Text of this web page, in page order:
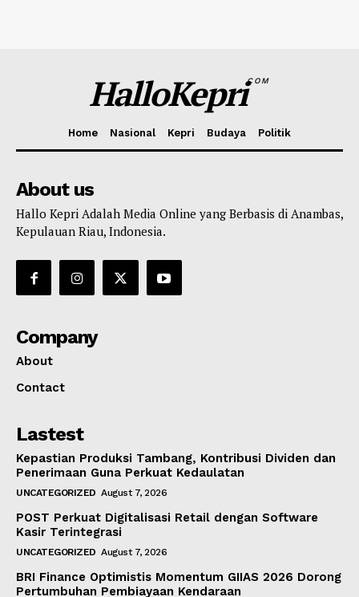
HalloKepriCOM
Home Nasional Kepri Budaya Politik
About us
Hallo Kepri Adalah Media Online yang Berbasis di Anambas,
Kepulauan Riau, Indonesia.
Company
About
Contact
Lastest
Kepastian Produksi Tambang, Kontribusi Dividen dan
Penerimaan Guna Perkuat Kedaulatan
UNCATEGORIZED August 7, 2026
POST Perkuat Digitalisasi Retail dengan Software
Kasir Terintegrasi
UNCATEGORIZED August 7, 2026
BRI Finance Optimistis Momentum GIIAS 2026 Dorong
Pertumbuhan Pembiayaan Kendaraan